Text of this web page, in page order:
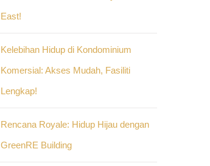
East!
Kelebihan Hidup di Kondominium
Komersial: Akses Mudah, Fasiliti
Lengkap!
Rencana Royale: Hidup Hijau dengan
GreenRE Building